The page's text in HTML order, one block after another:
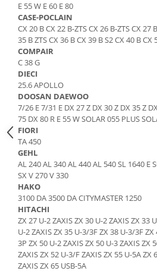
Cabluri si mufe
Mufe si pini
Piese contact
Contactor 12V
Contactoare 24V
Contactoare 48V
Motoare electrice
Placa electronica
Contact general - Ciuperca
Pedala
Sigurante
Becuri indicatoare
Limitatori
Potentiometre
Senzori de unghi
Bobina solenoid
Bobina 24V
Piese Schaeff
Piese Putzmeister
Piese Mitsubishi
Piese Matbro
Piese Lindner
Piese Kramer
Piese Kaiser
Piese Jacobsen
Piese Ingersoll Rand
Piese Hanomag
Piese Hamm
Piese Goldoni
Piese Furukawa
Piese Ford
Piese Ferrari
E 55 W E 60 E 80
CASE-POCLAIN
CX 20 B CX 22 B-ZTS CX 26 B-ZTS CX 27
35 B ZTS CX 36 B CX 39 B S2 CX 40 B CX
COMPAIR
C 38 G
DIECI
25.6 APOLLO
DOOSAN DAEWOO
7/26 E 7/31 E DX 27 Z DX 30 Z DX 35 Z
75 DX 80 R E 55 W SOLAR 055 PLUS
FIORI
TA 450
GEHL
AL 240 AL 340 AL 440 AL 540 SL 1640 E
SX V 270 V 330
HAKO
3100 DA 3500 DA CITYMASTER 1250
HITACHI
ZX 27 U-2 ZAXIS ZX 30 U-2 ZAXIS ZX 33
U-2 ZAXIS ZX 35 U-3/3F ZX 38 U-3/3F ZX
3P ZX 50 U-2 ZAXIS ZX 50 U-3 ZAXIS ZX
ZAXIS ZX 52 U-3/F ZAXIS ZX 55 U-5A ZX
ZAXIS ZX 65 USB-5A